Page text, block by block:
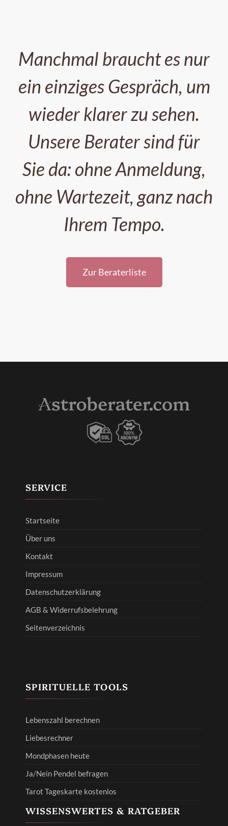
Manchmal braucht es nur
ein einziges Gespräch, um
wieder klarer zu sehen.
Unsere Berater sind für
Sie da: ohne Anmeldung,
ohne Wartezeit, ganz nach
Ihrem Tempo.
Zur Beraterliste
SERVICE
Startseite
Über uns
Kontakt
Impressum
Datenschutzerklärung
AGB & Widerrufsbelehrung
Seitenverzeichnis
SPIRITUELLE TOOLS
Lebenszahl berechnen
Liebesrechner
Mondphasen heute
Ja/Nein Pendel befragen
Tarot Tageskarte kostenlos
WISSENSWERTES & RATGEBER